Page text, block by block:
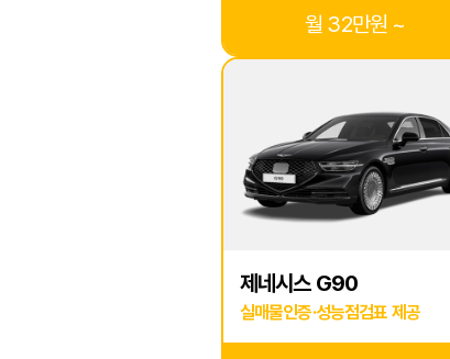
월 32만원 ~
제네시스 G90
실매물인증·성능점검표 제공